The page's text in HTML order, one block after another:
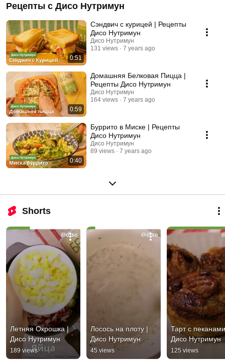
Рецепты с Дисо Нутримун
0:51
Сэндвич с курицей | Рецепты
Дисо Нутримун
Дисо Нутримун
131 views
7 years ago
0:59
Домашняя Белковая Пицца |
Рецепты Дисо Нутримун
Дисо Нутримун
164 views
7 years ago
0:40
Буррито в Миске | Рецепты
Дисо Нутримун
Дисо Нутримун
89 views
7 years ago
Shorts
Летняя Окрошка |
Дисо Нутримун
189 views
Лосось на плоту |
Дисо Нутримун
45 views
Тарт с
Дисо Нутримун
125 views